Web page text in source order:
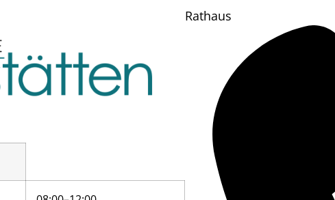
Rathaus